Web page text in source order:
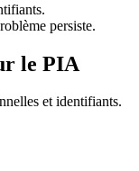
persiste.
le PIA
et identifiants.